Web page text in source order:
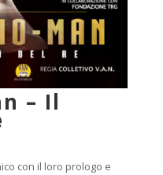
– Il
con il loro prologo e